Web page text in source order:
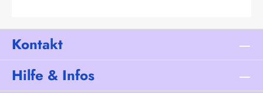
Kontakt
Hilfe & Infos